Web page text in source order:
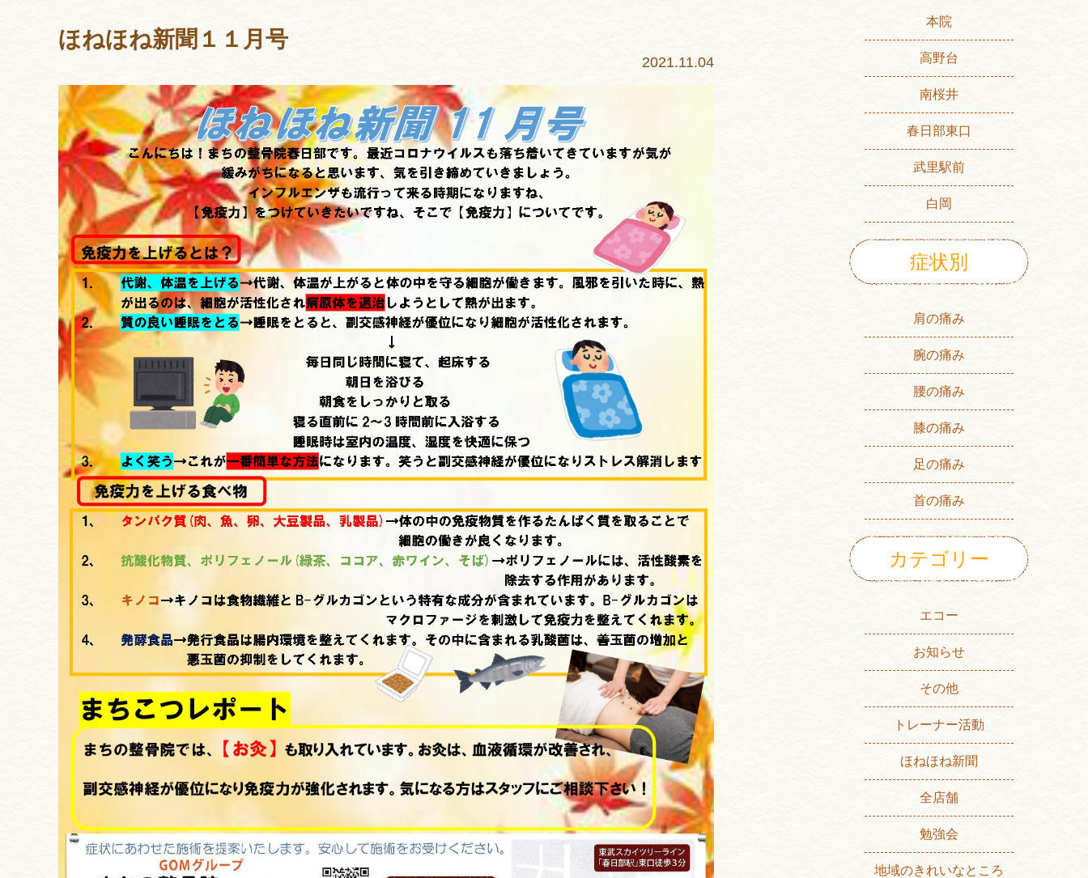
ほねほね新聞１１月号
2021.11.04
本院
高野台
南桜井
春日部東口
武里駅前
白岡
症状別
肩の痛み
腕の痛み
腰の痛み
膝の痛み
足の痛み
首の痛み
カテゴリー
エコー
お知らせ
その他
トレーナー活動
ほねほね新聞
全店舗
勉強会
地域のきれいなところ